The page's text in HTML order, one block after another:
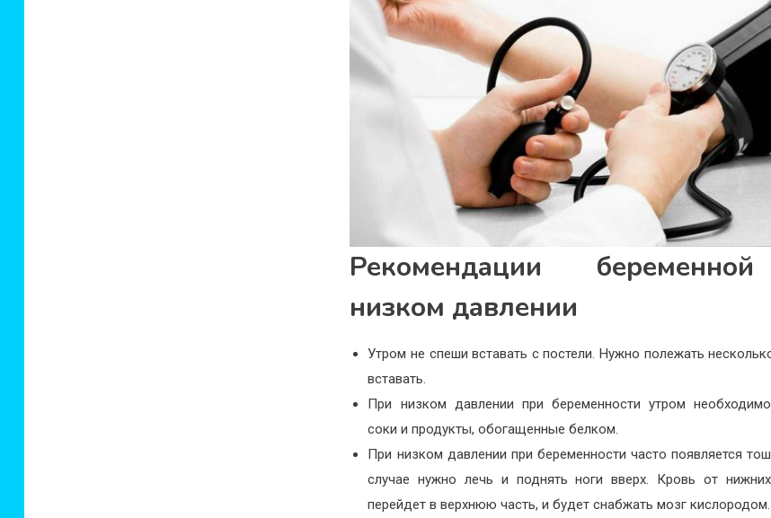
Рекомендации
низком давлении
Утром не спеши вставать с постели. Нужно полежать
вставать.
При низком давлении при беременности утром необходимо
соки и продукты, обогащенные белком.
При низком давлении при беременности часто появляется
случае нужно лечь и поднять ноги вверх. Кровь от нижних
перейдет в верхнюю часть, и будет снабжать мозг кислородом.